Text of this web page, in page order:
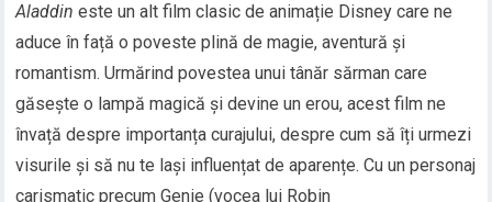
Aladdin este un alt film clasic de animație Disney care ne
aduce în față o poveste plină de magie, aventură și
romantism. Urmărind povestea unui tânăr sărman care
găsește o lampă magică și devine un erou, acest film ne
învață despre importanța curajului, despre cum să îți urmezi
visurile și să nu te lași influențat de aparențe. Cu un personaj
carismatic precum Genie (vocea lui Robin